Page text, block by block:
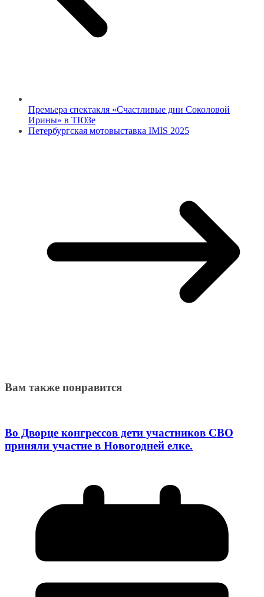
Премьера спектакля «Счастливые дни Соколовой
Ирины» в ТЮЗе
Петербургская мотовыставка IMIS 2025
Вам также понравится
Во Дворце конгрессов дети участников СВО
приняли участие в Новогодней елке.